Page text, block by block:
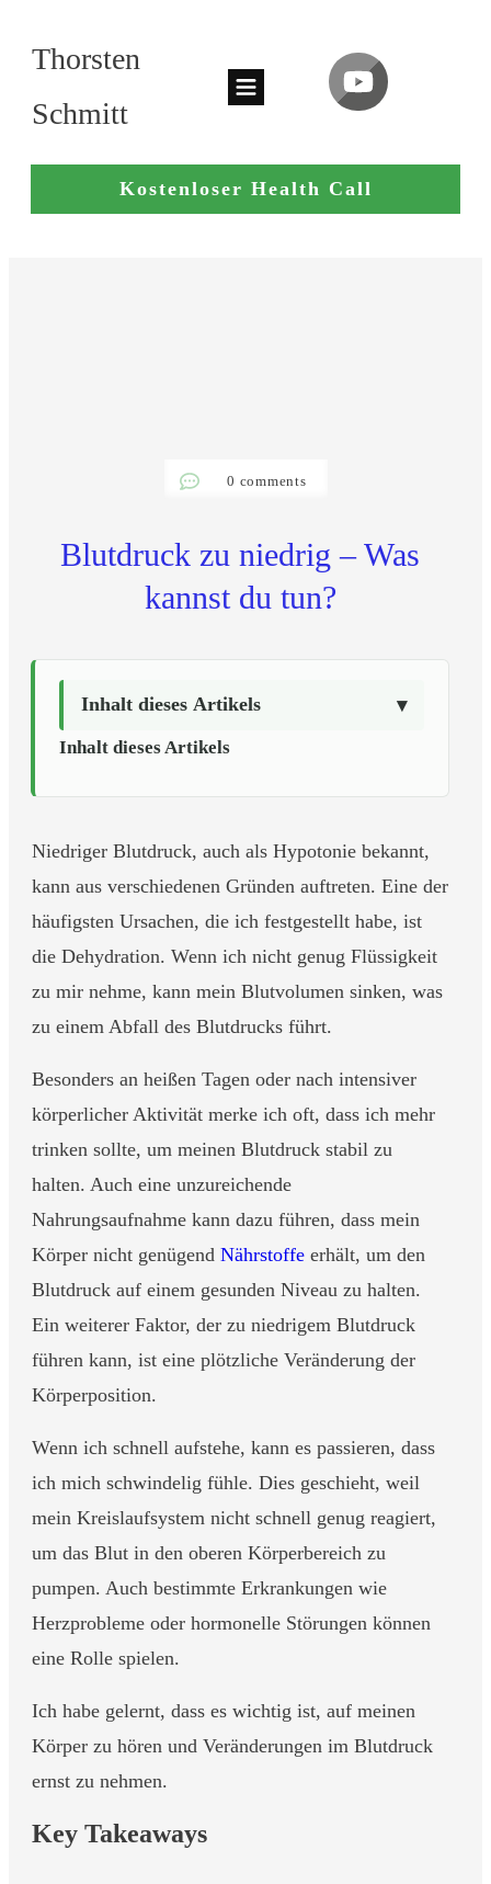
Thorsten
Schmitt
Kostenloser Health Call
0 comments
Blutdruck zu niedrig – Was
kannst du tun?
Inhalt dieses Artikels
Inhalt dieses Artikels
Niedriger Blutdruck, auch als Hypotonie bekannt,
kann aus verschiedenen Gründen auftreten. Eine der
häufigsten Ursachen, die ich festgestellt habe, ist
die Dehydration. Wenn ich nicht genug Flüssigkeit
zu mir nehme, kann mein Blutvolumen sinken, was
zu einem Abfall des Blutdrucks führt.
Besonders an heißen Tagen oder nach intensiver
körperlicher Aktivität merke ich oft, dass ich mehr
trinken sollte, um meinen Blutdruck stabil zu
halten. Auch eine unzureichende
Nahrungsaufnahme kann dazu führen, dass mein
Körper nicht genügend Nährstoffe erhält, um den
Blutdruck auf einem gesunden Niveau zu halten.
Ein weiterer Faktor, der zu niedrigem Blutdruck
führen kann, ist eine plötzliche Veränderung der
Körperposition.
Wenn ich schnell aufstehe, kann es passieren, dass
ich mich schwindelig fühle. Dies geschieht, weil
mein Kreislaufsystem nicht schnell genug reagiert,
um das Blut in den oberen Körperbereich zu
pumpen. Auch bestimmte Erkrankungen wie
Herzprobleme oder hormonelle Störungen können
eine Rolle spielen.
Ich habe gelernt, dass es wichtig ist, auf meinen
Körper zu hören und Veränderungen im Blutdruck
ernst zu nehmen.
Key Takeaways